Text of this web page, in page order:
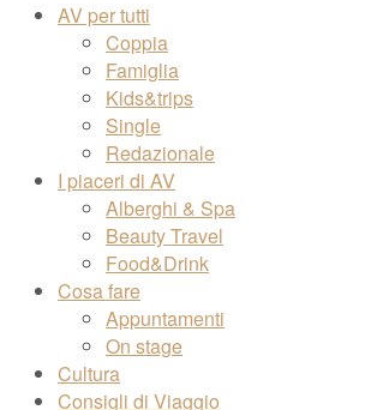
AV per tutti
Coppia
Famiglia
Kids&trips
Single
Redazionale
I piaceri di AV
Alberghi & Spa
Beauty Travel
Food&Drink
Cosa fare
Appuntamenti
On stage
Cultura
Consigli di Viaggio